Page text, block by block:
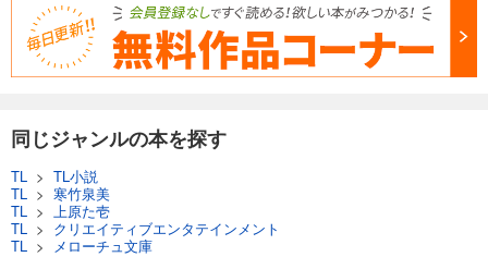
同じジャンルの本を探す
TL > TL小説
TL
> 寒竹泉美
TL
>
上原た壱
TL
> クリエイティブエンタテインメント
TL
> メローチュ文庫